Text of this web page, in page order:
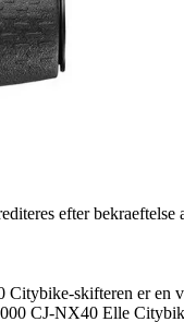
efter bekraeftelse
skifteren er en
CJ-NX40 Elle